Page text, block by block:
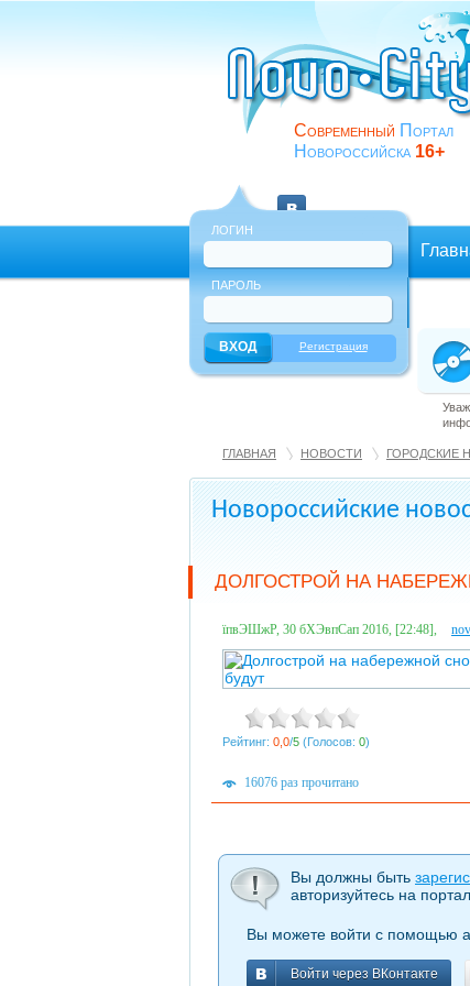
Современный Портал
Новороссийска 16+
ЛОГИН
ПАРОЛЬ
Регистрация
ГЛАВНАЯ НОВОСТИ ГОРОДСКИЕ
Новороссийские
ДОЛГОСТРОЙ НА
їпвЭШжР, 30 бХЭвпСап 2016, [22:48],
Рейтинг: 0,0/5 (Голосов: 0)
16076 раз прочитано
Вы должны быть
авторизуйтесь на
Вы можете войти с помощью
Войти через ВКонтакте
Войти через ВКонтакте